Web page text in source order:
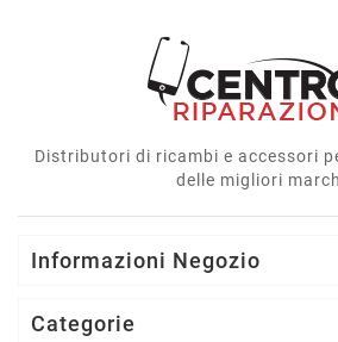
Distributori di ricambi e accessori
delle migliori
Informazioni Negozio
Categorie